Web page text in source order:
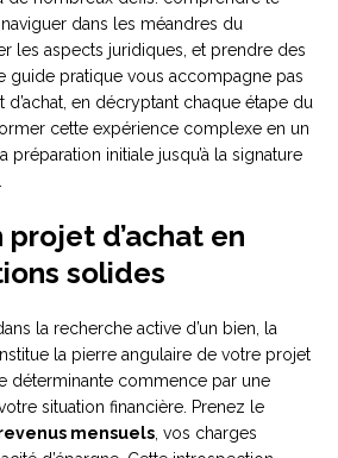
naviguer dans les méandres du
les aspects juridiques, et prendre des
guide pratique vous accompagne pas
d’achat, en décryptant chaque étape du
cette expérience complexe en un
préparation initiale jusqu’à la signature
.
projet d’achat en
solides
la recherche active d’un bien, la
la pierre angulaire de votre projet
déterminante commence par une
situation financière. Prenez le
mensuels, vos charges